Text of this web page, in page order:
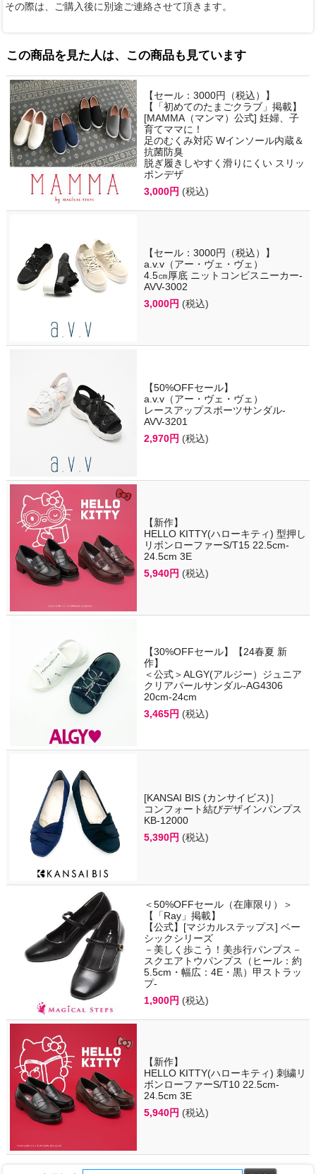
その際は、ご購入後に別途ご連絡させて頂きます。
この商品を見た人は、この商品も見ています
【セール：3000円（税込）】
【「初めてのたまごクラブ」掲載】
[MAMMA（マンマ）公式] 妊婦、子
育てママに！
足のむくみ対応 Wインソール内蔵＆
抗菌防臭
脱ぎ履きしやすく滑りにくい スリッ
ポンデザ
3,000円 (税込)
【セール：3000円（税込）】
a.v.v（アー・ヴェ・ヴェ）
4.5㎝厚底 ニットコンビスニーカー-
AVV-3002
3,000円 (税込)
【50%OFFセール】
a.v.v（アー・ヴェ・ヴェ）
レースアップスポーツサンダル-
AVV-3201
2,970円 (税込)
【新作】
HELLO KITTY(ハローキティ) 型押し
リボンローファーS/T15 22.5cm-
24.5cm 3E
5,940円 (税込)
【30%OFFセール】【24春夏 新
作】
＜公式＞ALGY(アルジー）ジュニア
クリアパールサンダル-AG4306
20cm-24cm
3,465円 (税込)
[KANSAI BIS (カンサイビス)］
コンフォート結びデザインパンプス
KB-12000
5,390円 (税込)
＜50%OFFセール（在庫限り）＞
【「Ray」掲載】
【公式】[マジカルステップス] ベー
シックシリーズ
－美しく歩こう！美歩行パンプス－
スクエアトウパンプス（ヒール：約
5.5cm・幅広：4E・黒）甲ストラッ
プ-
1,900円 (税込)
【新作】
HELLO KITTY(ハローキティ) 刺繍リ
ボンローファーS/T10 22.5cm-
24.5cm 3E
5,940円 (税込)